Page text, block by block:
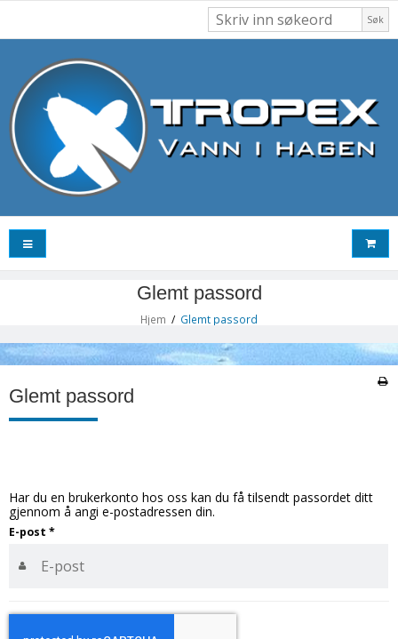
Søk
Glemt passord
Hjem / Glemt passord
Glemt passord
Har du en brukerkonto hos oss kan du få tilsendt passordet ditt
gjennom å angi e-postadressen din.
E-post *